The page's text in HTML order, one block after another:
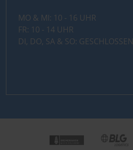
MO & MI: 10 - 16 UHR
FR: 10 - 14 UHR
DI, DO, SA & SO: GESCHLOSSEN